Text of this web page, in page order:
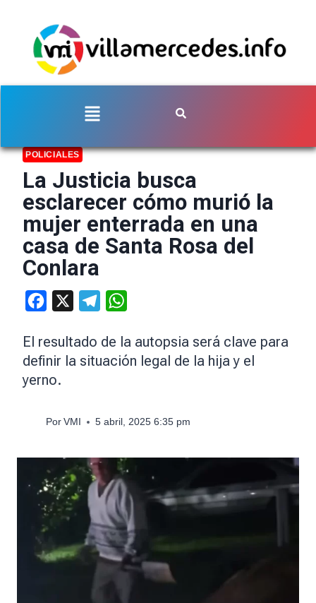
POLICIALES
La Justicia busca
esclarecer cómo murió la
mujer enterrada en una
casa de Santa Rosa del
Conlara
Facebook Telegram
El resultado de la autopsia será clave para
definir la situación legal de la hija y el
yerno.
Por VMI 5 abril, 2025 6:35 pm